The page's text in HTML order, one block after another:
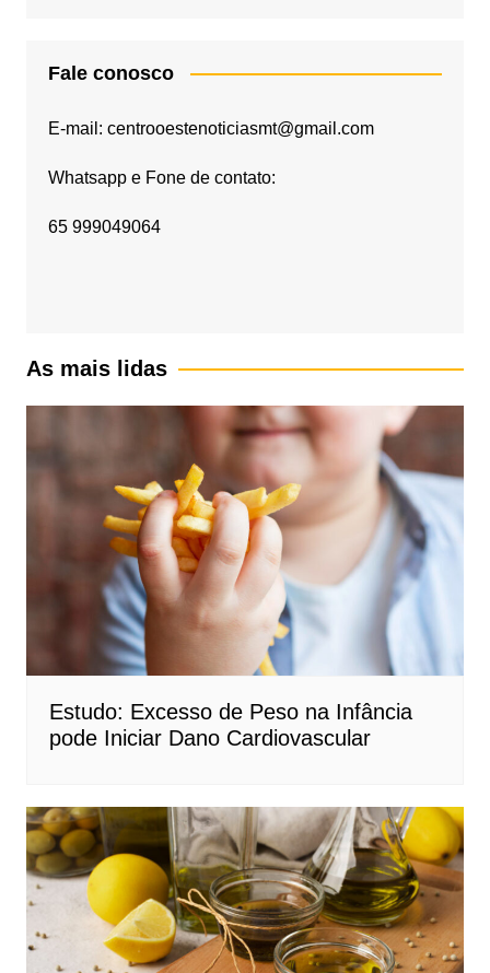
Fale conosco
E-mail: centrooestenoticiasmt@gmail.com
Whatsapp e Fone de contato:
65 999049064
As mais lidas
Estudo: Excesso de Peso na Infância
pode Iniciar Dano Cardiovascular